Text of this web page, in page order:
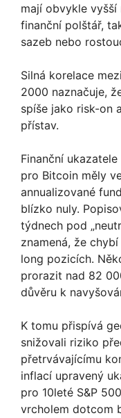
mají obvykle
finanční polštář,
sazeb nebo
Silná korelace
2000 naznačuje,
spíše jako risk-on
přístav.
Finanční
pro Bitcoin měly
annualizované
blízko nuly.
týdnech pod
znamená, že
long pozicích.
prorazit nad 82
důvěru k
K tomu přispívá
snižovali riziko
přetrvávajícímu
inflací upravený
pro 10leté S&P
vrcholem dotcom